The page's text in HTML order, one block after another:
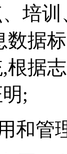
培
数据
根据
;
和管